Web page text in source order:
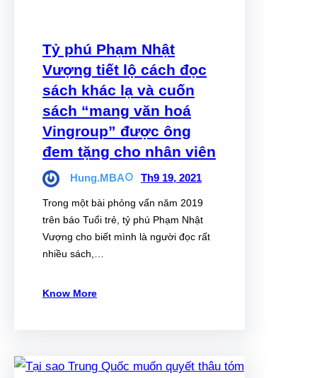
Tỷ phú Phạm Nhật
Vượng tiết lộ cách đọc
sách khác lạ và cuốn
sách “mang văn hoá
Vingroup” được ông
đem tặng cho nhân viên
Hung.MBA Th9 19, 2021
Trong một bài phỏng vấn năm 2019
trên báo Tuổi trẻ, tỷ phú Phạm Nhật
Vượng cho biết mình là người đọc rất
nhiều sách,…
Know More